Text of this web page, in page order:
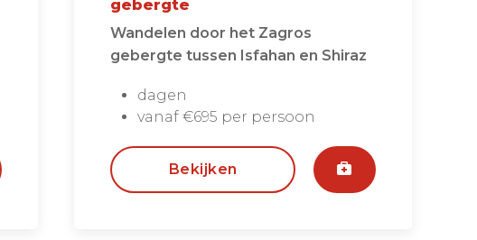
gebergte
Wandelen door het Zagros
gebergte tussen Isfahan en Shiraz
dagen
vanaf €695 per persoon
Bekijken